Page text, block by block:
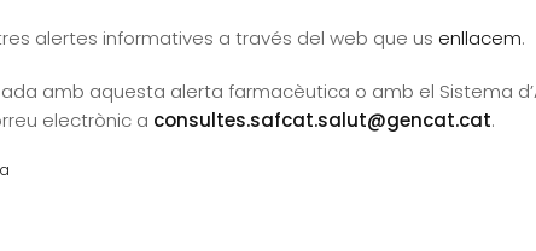
alertes informatives a través del web que us enllacem.
amb aquesta alerta farmacèutica o amb el Sistema
electrònic a consultes.safcat.salut@gencat.cat.